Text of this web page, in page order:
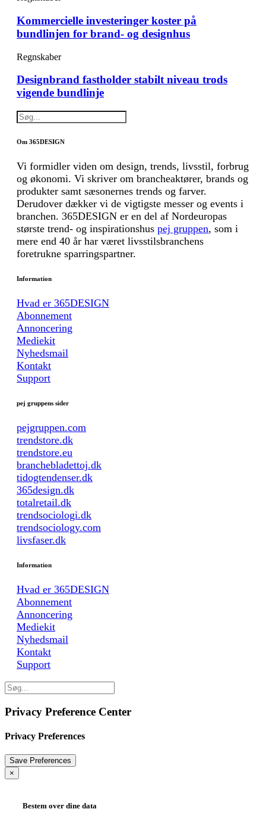
Kommercielle investeringer koster på
bundlinjen for brand- og designhus
Regnskaber
Designbrand fastholder stabilt niveau trods
vigende bundlinje
Om 365DESIGN
Vi formidler viden om design, trends, livsstil, forbrug
og økonomi. Vi skriver om brancheaktører, brands og
produkter samt sæsonernes trends og farver.
Derudover dækker vi de vigtigste messer og events i
branchen. 365DESIGN er en del af Nordeuropas
største trend- og inspirationshus pej gruppen, som i
mere end 40 år har været livsstilsbranchens
foretrukne sparringspartner.
Information
Hvad er 365DESIGN
Abonnement
Annoncering
Mediekit
Nyhedsmail
Kontakt
Support
pej gruppens sider
pejgruppen.com
trendstore.dk
trendstore.eu
branchebladettoj.dk
tidogtendenser.dk
365design.dk
totalretail.dk
trendsociologi.dk
trendsociology.com
livsfaser.dk
Information
Hvad er 365DESIGN
Abonnement
Annoncering
Mediekit
Nyhedsmail
Kontakt
Support
Privacy Preference Center
Privacy Preferences
×
Bestem over dine data